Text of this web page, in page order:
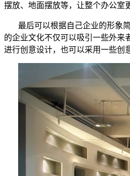
摆放、地面摆放等，让整个办公室
最后可以根据自己企业的形象
的企业文化不仅可以吸引一些外来
进行创意设计，也可以采用一些创